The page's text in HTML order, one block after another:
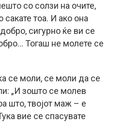
со солзи на очите,
сакате тоа. И ако она
сигурно ќе ви се
Тогаш не молете се
се моли, се моли да се
„И зошто се молев
што, твојот маж – е
вие се спасувате